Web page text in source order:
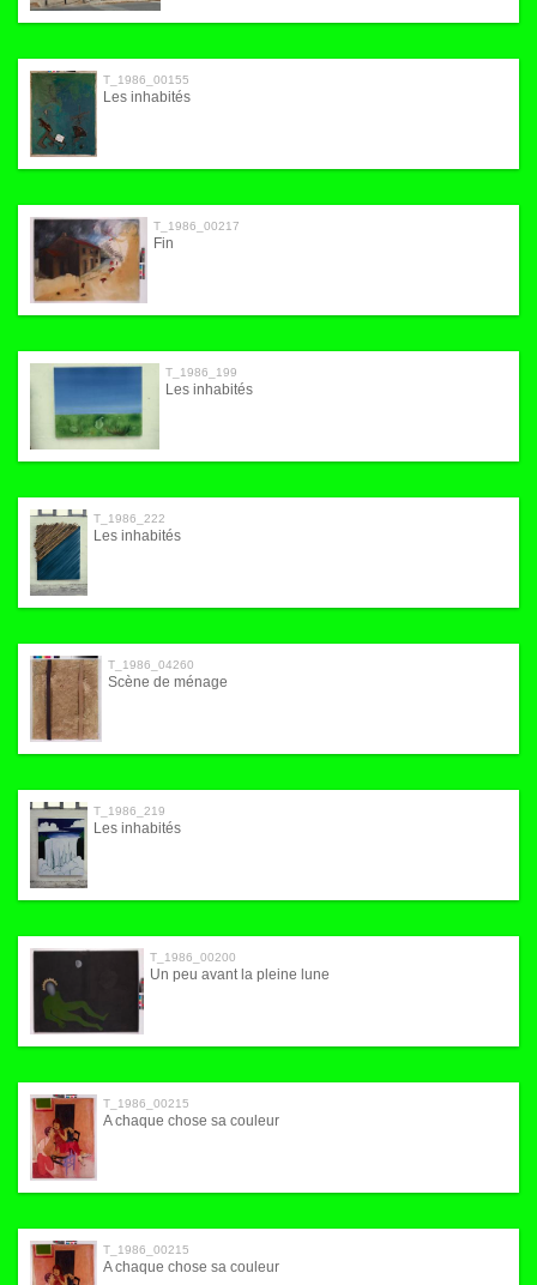
T_1986_00155
Les inhabités
T_1986_00217
Fin
T_1986_199
Les inhabités
T_1986_222
Les inhabités
T_1986_04260
Scène de ménage
T_1986_219
Les inhabités
T_1986_00200
Un peu avant la pleine lune
T_1986_00215
A chaque chose sa couleur
T_1986_00215
A chaque chose sa couleur